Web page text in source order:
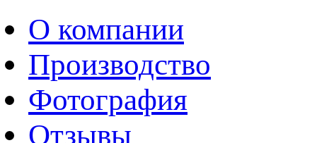
О компании
Производство
Фотография
Отзывы